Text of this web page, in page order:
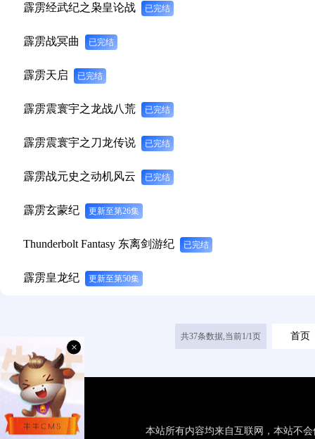
霹雳经武纪之枭皇论战 已完结
霹雳战冥曲 已完结
霹雳天启 已完结
霹雳震寰宇之龙战八荒 已完结
霹雳震寰宇之刀龙传说 已完结
霹雳战元史之动机风云 已完结
霹雳玄蒙纪 更新至第26集
Thunderbolt Fantasy 东离剑游纪 已完结
霹雳皇龙纪 更新至第50集
共37条数据,当前1/1页 首页
本站所有内容均来自互联网，本站不
×